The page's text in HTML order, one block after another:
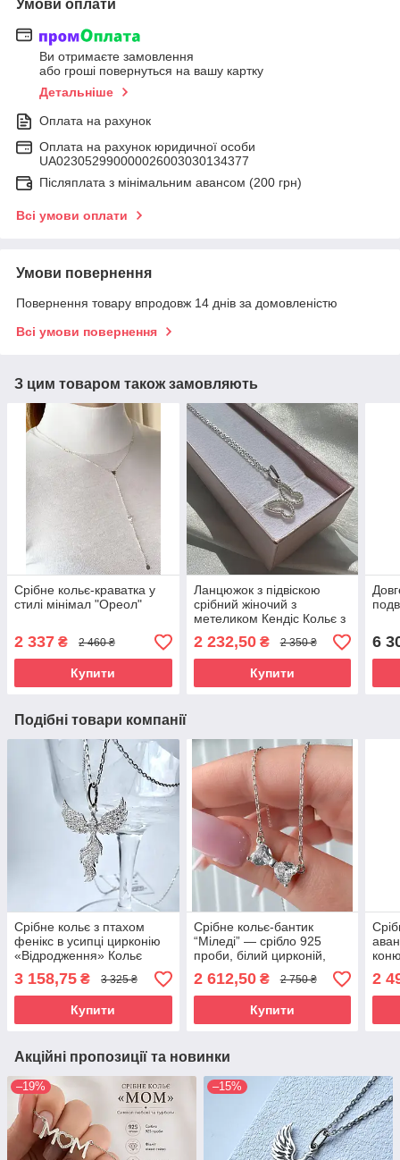
Умови оплати
Ви отримаєте замовлення
або гроші повернуться на вашу картку
Детальніше
Оплата на рахунок
Оплата на рахунок юридичної особи
UA023052990000026003030134377
Післяплата з мінімальним авансом (200 грн)
Всі умови оплати
Умови повернення
Повернення товару впродовж 14 днів за домовленістю
Всі умови повернення
З цим товаром також замовляють
Срібне кольє-краватка у
стилі мінімал "Ореол"
2 337 ₴ 2 460 ₴
Купити
Ланцюжок з підвіскою
срібний жіночий з
метеликом Кендіс Кольє з
кулоном і ланцюжком
срібло
2 232,50₴ 2 350 ₴
Купити
6
Подібні товари компанії
Срібне кольє з птахом
фенікс в усипці цирконію
«Відродження» Кольє
3 158,75 ₴ 3 325 ₴
Купити
Срібне кольє-бантик
“Міледі” — срібло 925
проби, білий цирконій,
ніжна жіноча прикраса на
шию
2 612,50₴ 2 750 ₴
Купити
2
Акційні пропозиції та новинки
–19% –15%